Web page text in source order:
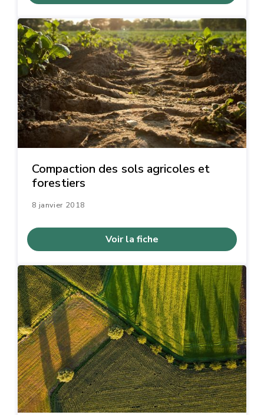
Compaction des sols agricoles et
forestiers
8 janvier 2018
Voir la fiche